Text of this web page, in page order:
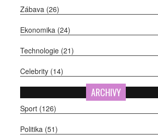
Zábava (26)
Ekonomika (24)
Technologie (21)
Celebrity (14)
ARCHIVY
Sport (126)
Politika (51)